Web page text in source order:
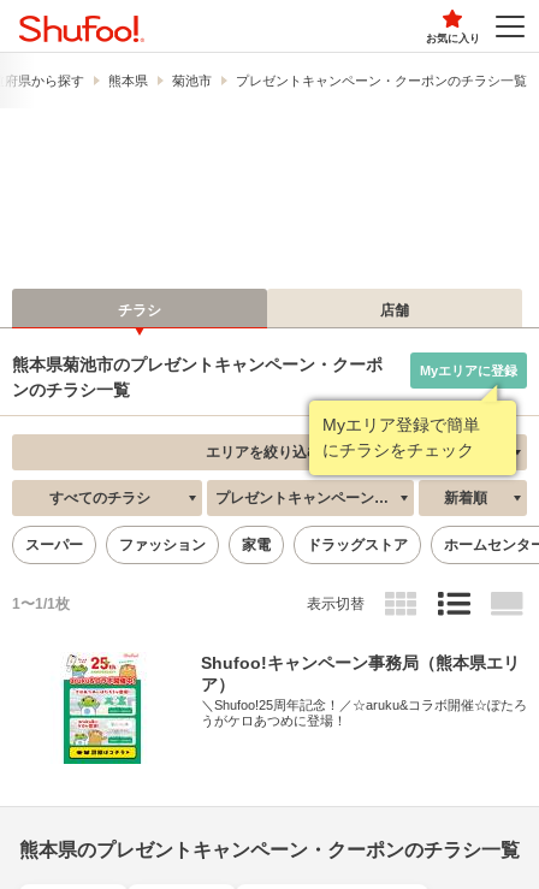
お気に入り
府県から探す 熊本県 菊池市 プレゼントキャンペーン・クーポンのチラシ一覧
チラシ 店舗
熊本県菊池市のプレゼントキャンペーン・クーポ
ンのチラシ一覧
Myエリア登録で簡単
にチラシをチェック
Myエリアに登録
エリアを絞り込む
すべてのチラシ プレゼントキャンペーン・クーポン 新着順
スーパー ファッション 家電 ドラッグストア ホームセンタ
1〜1/1枚 表示切替
Shufoo!キャンペーン事務局（熊本県エリ
ア）
＼Shufoo!25周年記念！／☆aruku&コラボ開催☆ぽたろ
うがケロあつめに登場！
熊本県のプレゼントキャンペーン・クーポンのチラシ一覧